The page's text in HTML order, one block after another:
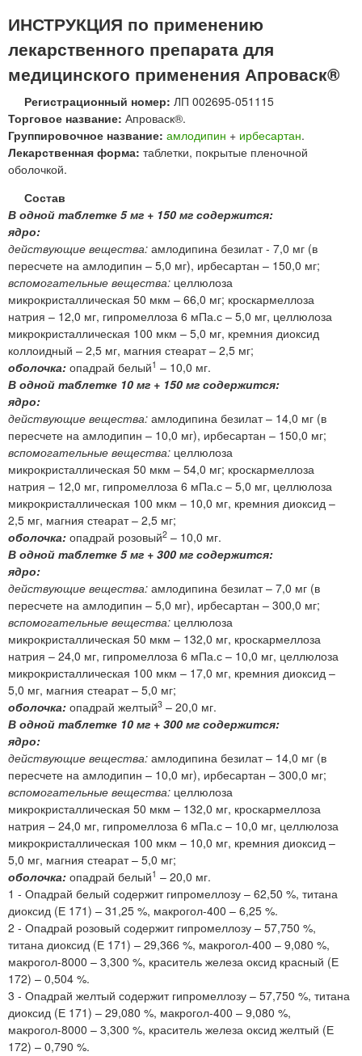
ИНСТРУКЦИЯ по применению
лекарственного препарата для
медицинского применения Апроваск®
Регистрационный номер: ЛП 002695-051115
Торговое название: Апроваск®.
Группировочное название: амлодипин + ирбесартан.
Лекарственная форма: таблетки, покрытые пленочной
оболочкой.
Состав
В одной таблетке 5 мг + 150 мг содержится:
ядро:
действующие вещества: амлодипина безилат - 7,0 мг (в
пересчете на амлодипин – 5,0 мг), ирбесартан – 150,0 мг;
вспомогательные вещества: целлюлоза
микрокристаллическая 50 мкм – 66,0 мг; кроскармеллоза
натрия – 12,0 мг, гипромеллоза 6 мПа.с – 5,0 мг, целлюлоза
микрокристаллическая 100 мкм – 5,0 мг, кремния диоксид
коллоидный – 2,5 мг, магния стеарат – 2,5 мг;
оболочка: опадрай белый1 – 10,0 мг.
В одной таблетке 10 мг + 150 мг содержится:
ядро:
действующие вещества: амлодипина безилат – 14,0 мг (в
пересчете на амлодипин – 10,0 мг), ирбесартан – 150,0 мг;
вспомогательные вещества: целлюлоза
микрокристаллическая 50 мкм – 54,0 мг; кроскармеллоза
натрия – 12,0 мг, гипромеллоза 6 мПа.с – 5,0 мг, целлюлоза
микрокристаллическая 100 мкм – 10,0 мг, кремния диоксид –
2,5 мг, магния стеарат – 2,5 мг;
оболочка: опадрай розовый2 – 10,0 мг.
В одной таблетке 5 мг + 300 мг содержится:
ядро:
действующие вещества: амлодипина безилат – 7,0 мг (в
пересчете на амлодипин – 5,0 мг), ирбесартан – 300,0 мг;
вспомогательные вещества: целлюлоза
микрокристаллическая 50 мкм – 132,0 мг, кроскармеллоза
натрия – 24,0 мг, гипромеллоза 6 мПа.с – 10,0 мг, целлюлоза
микрокристаллическая 100 мкм – 17,0 мг, кремния диоксид –
5,0 мг, магния стеарат – 5,0 мг;
оболочка: опадрай желтый3 – 20,0 мг.
В одной таблетке 10 мг + 300 мг содержится:
ядро:
действующие вещества: амлодипина безилат – 14,0 мг (в
пересчете на амлодипин – 10,0 мг), ирбесартан – 300,0 мг;
вспомогательные вещества: целлюлоза
микрокристаллическая 50 мкм – 132,0 мг, кроскармеллоза
натрия – 24,0 мг, гипромеллоза 6 мПа.с – 10,0 мг, целлюлоза
микрокристаллическая 100 мкм – 10,0 мг, кремния диоксид –
5,0 мг, магния стеарат – 5,0 мг;
оболочка: опадрай белый1 – 20,0 мг.
1 - Опадрай белый содержит гипромеллозу – 62,50 %, титана
диоксид (Е 171) – 31,25 %, макрогол-400 – 6,25 %.
2 - Опадрай розовый содержит гипромеллозу – 57,750 %,
титана диоксид (Е 171) – 29,366 %, макрогол-400 – 9,080 %,
макрогол-8000 – 3,300 %, краситель железа оксид красный (Е
172) – 0,504 %.
3 - Опадрай желтый содержит гипромеллозу – 57,750 %, титана
диоксид (Е 171) – 29,080 %, макрогол-400 – 9,080 %,
макрогол-8000 – 3,300 %, краситель железа оксид желтый (Е
172) – 0,790 %.